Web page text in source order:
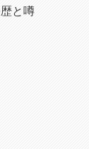
と噂